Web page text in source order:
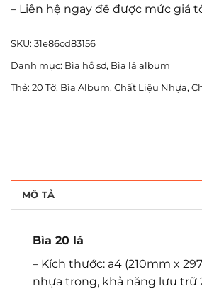
– Liên hệ ngay để được mức giá
SKU: 31e86cd83156
Danh mục: Bìa hồ sơ, Bìa lá album
Thẻ: 20 Tờ, Bìa Album, Chất Liệu Nhựa,
MÔ TẢ
Bìa 20 lá
– Kích thước: a4 (210mm x
nhựa trong, khả năng lưu trữ